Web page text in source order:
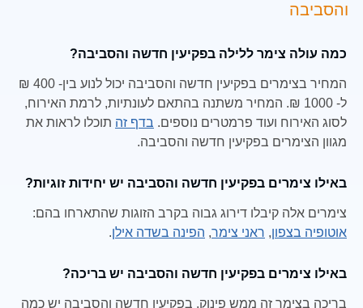
והסביבה
כמה עולה צימר ללילה בפקיעין חדשה והסביבה?
המחיר בצימרים בפקיעין חדשה והסביבה יכול לנוע בין- 400 ₪
ל- 1000 ₪. המחיר משתנה בהתאם לעונתיות, לרמת האירוח,
לסוג האירוח ועוד פרמטרים נוספים. בדף זה תוכלו לראות את
מגוון הצימרים בפקיעין חדשה והסביבה.
באילו צימרים בפקיעין חדשה והסביבה יש יחידות זוגיות?
צימרים אלה קיבלו דירוג גבוה בקרב הזוגות שהתארחו בהם:
אוטופיה בצפון, ראני צימר, הפינה בשדה אילן.
באילו צימרים בפקיעין חדשה והסביבה יש בריכה?
בריכה בצימר זה ממש פינוק, בפקיעין חדשה והסביבה יש כמה